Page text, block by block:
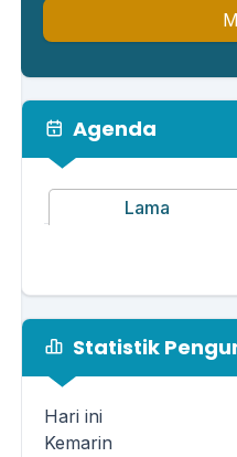
Agenda
Lama
Statistik
Hari ini
Kemarin